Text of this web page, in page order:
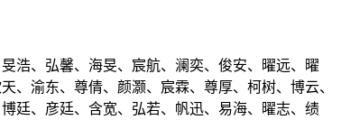
浩、弘馨、海旻、宸航、澜奕、俊安、曜远、曜
、渝东、尊倩、颜灏、宸霖、尊厚、柯树、博云、
廷、彦廷、含宽、弘若、帆迅、易海、曜志、绩